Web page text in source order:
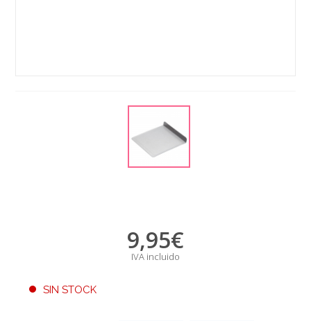
9,95€
IVA incluido
SIN STOCK